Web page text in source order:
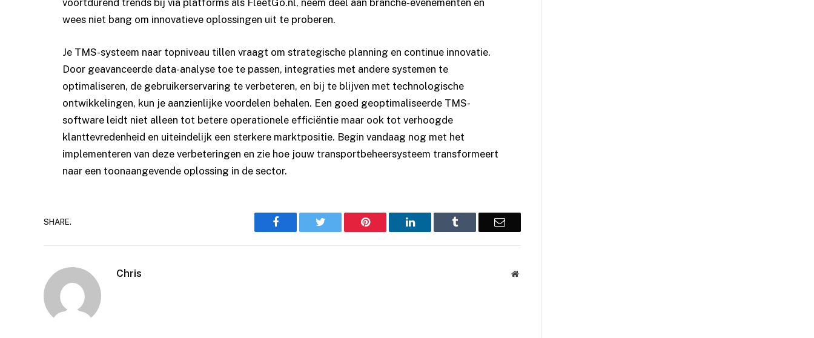
voortdurend trends bij via platforms als FleetGo.nl, neem deel aan branche-evenementen en
wees niet bang om innovatieve oplossingen uit te proberen.
Je TMS-systeem naar topniveau tillen vraagt om strategische planning en continue innovatie.
Door geavanceerde data-analyse toe te passen, integraties met andere systemen te
optimaliseren, de gebruikerservaring te verbeteren, en bij te blijven met technologische
ontwikkelingen, kun je aanzienlijke voordelen behalen. Een goed geoptimaliseerde TMS-
software leidt niet alleen tot betere operationele efficiëntie maar ook tot verhoogde
klanttevredenheid en uiteindelijk een sterkere marktpositie. Begin vandaag nog met het
implementeren van deze verbeteringen en zie hoe jouw transportbeheersysteem transformeert
naar een toonaangevende oplossing in de sector.
SHARE. Facebook Twitter Pinterest LinkedIn Tumblr Email
Chris Website